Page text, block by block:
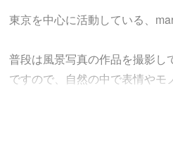
東京を中心に活動している、
普段は風景写真の作品を撮影し
ですので、自然の中で表情やモ